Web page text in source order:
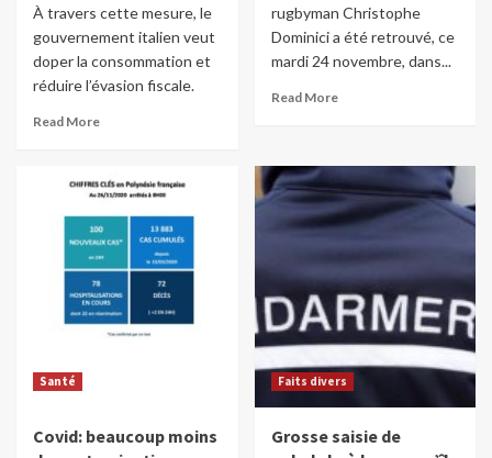
À travers cette mesure, le
gouvernement italien veut
doper la consommation et
réduire l’évasion fiscale.
Read More
rugbyman Christophe
Dominici a été retrouvé, ce
mardi 24 novembre, dans...
Read More
Santé
Covid: beaucoup moins
Faits divers
Grosse saisie de